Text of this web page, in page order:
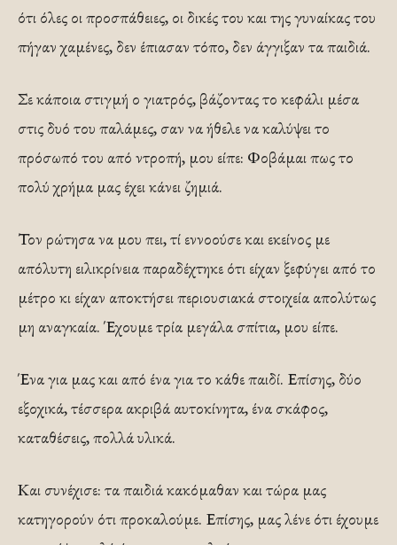
ότι όλες οι προσπάθειες, οι δικές του και της γυναίκας του
πήγαν χαμένες, δεν έπιασαν τόπο, δεν άγγιξαν τα παιδιά.
Σε κάποια στιγμή ο γιατρός, βάζοντας το κεφάλι μέσα
στις δυό του παλάμες, σαν να ήθελε να καλύψει το
πρόσωπό του από ντροπή, μου είπε: Φοβάμαι πως το
πολύ χρήμα μας έχει κάνει ζημιά.
Τον ρώτησα να μου πει, τί εννοούσε και εκείνος με
απόλυτη ειλικρίνεια παραδέχτηκε ότι είχαν ξεφύγει από το
μέτρο κι είχαν αποκτήσει περιουσιακά στοιχεία απολύτως
μη αναγκαία. Έχουμε τρία μεγάλα σπίτια, μου είπε.
Ένα για μας και από ένα για το κάθε παιδί. Επίσης, δύο
εξοχικά, τέσσερα ακριβά αυτοκίνητα, ένα σκάφος,
καταθέσεις, πολλά υλικά.
Και συνέχισε: τα παιδιά κακόμαθαν και τώρα μας
κατηγορούν ότι προκαλούμε. Επίσης, μας λένε ότι έχουμε